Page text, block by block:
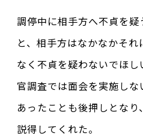
調停中に相手方へ不貞を
と、相手方はなかなかそ
なく不貞を疑わないでほ
官調査では面会を実施し
あったことも後押しとなり
説得してくれた。